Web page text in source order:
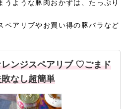
うような豚肉おかずは、たっぷり
ペアリブやお買い得の豚バラなど
ンジスペアリブ ♡ごまド
なし超簡単